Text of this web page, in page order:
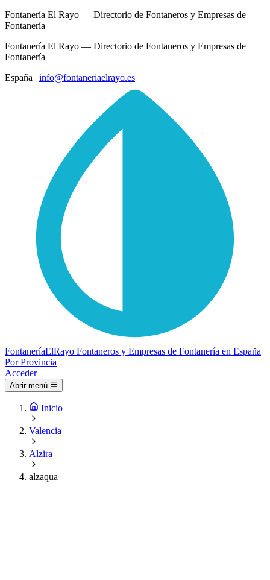
Fontanería El Rayo — Directorio de Fontaneros y Empresas de
Fontanería
Fontanería El Rayo — Directorio de Fontaneros y Empresas de
Fontanería
España | info@fontaneriaelrayo.es
FontaneríaElRayo Fontaneros y Empresas de Fontanería en España
Por Provincia
Acceder
Abrir menú
Inicio
Valencia
Alzira
alzaqua